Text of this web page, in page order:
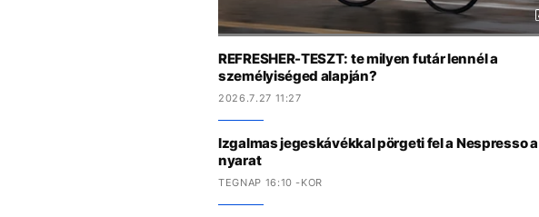
REFRESHER-TESZT: te milyen futár lennél a
személyiséged alapján?
2026.7.27 11:27
Izgalmas jegeskávékkal pörgeti fel a Nespresso a
nyarat
TEGNAP 16:10 -KOR